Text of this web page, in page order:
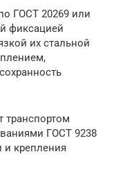
ГОСТ 20269 или
фиксацией
их стальной
транспортом
ГОСТ 9238
и крепления